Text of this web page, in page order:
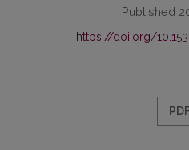
Published
https://doi.org/